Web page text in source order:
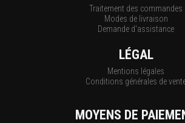
Traitement des commandes
Modes de livraison
Demande d'assistance
LÉGAL
Mentions légales
Conditions générales de
MOYENS DE